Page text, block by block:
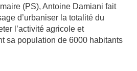
(PS), Antoine Damiani fait
d’urbaniser la totalité du
l’activité agricole et
sa population de 6000 habitants